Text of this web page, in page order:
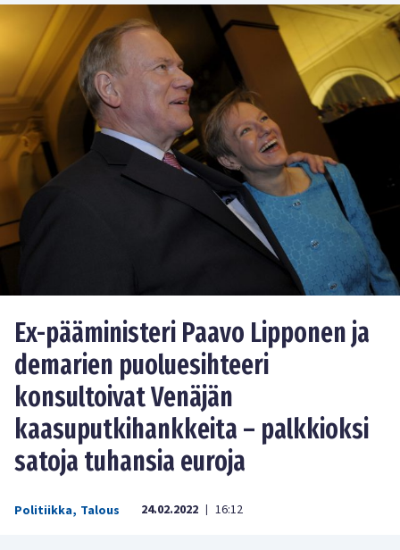
Ex-pääministeri Paavo Lipponen ja
demarien puoluesihteeri
konsultoivat Venäjän
kaasuputkihankkeita – palkkioksi
satoja tuhansia euroja
Politiikka, Talous 24.02.2022 | 16:12